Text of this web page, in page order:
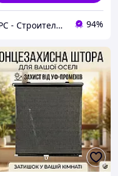
АРС - Строительный интернет-гипермаркет 94%